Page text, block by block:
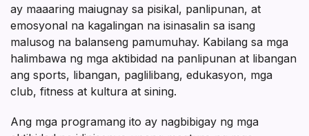
ay maaaring maiugnay sa pisikal, panlipunan, at
emosyonal na kagalingan na isinasalin sa isang
malusog na balanseng pamumuhay. Kabilang sa mga
halimbawa ng mga aktibidad na panlipunan at libangan
ang sports, libangan, paglilibang, edukasyon, mga
club, fitness at kultura at sining.
Ang mga programang ito ay nagbibigay ng mga